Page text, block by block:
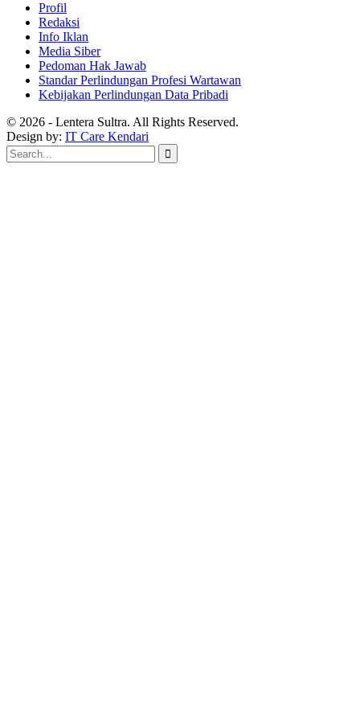
Profil
Redaksi
Info Iklan
Media Siber
Pedoman Hak Jawab
Standar Perlindungan Profesi Wartawan
Kebijakan Perlindungan Data Pribadi
© 2026 - Lentera Sultra. All Rights Reserved.
Design by: IT Care Kendari